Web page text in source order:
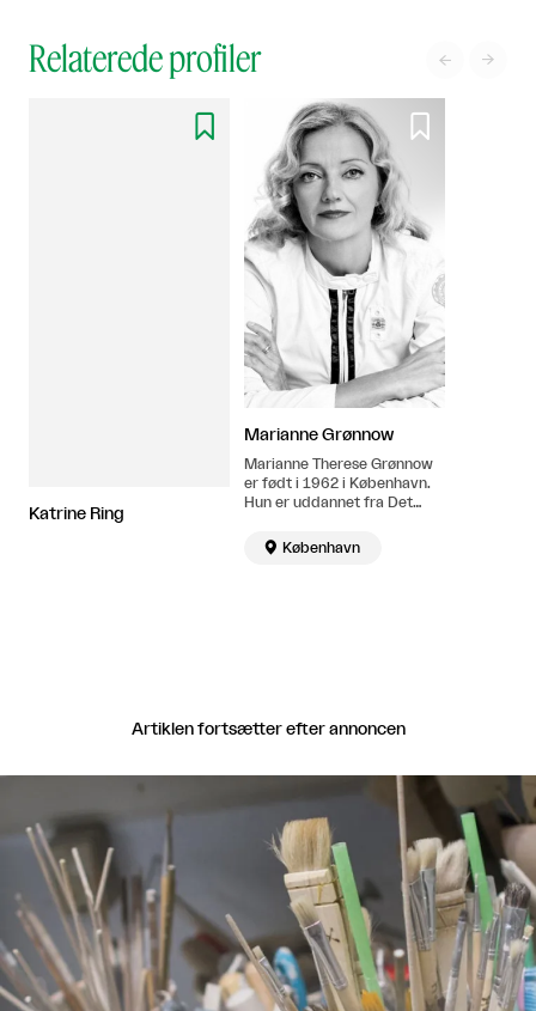
Relaterede profiler  

Katrine Ring

Marianne Grønnow
Marianne Therese Grønnow
er født i 1962 i København.
Hun er uddannet fra Det
Kunstakademi i 1986-1993
og har tidligere studeret
 København
Artiklen fortsætter efter annoncen